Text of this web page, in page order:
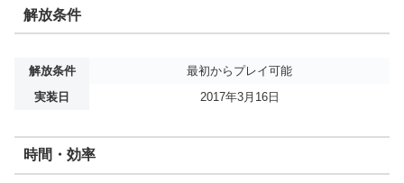
解放条件
解放条件
最初からプレイ可能
実装日
2017年3月16日
時間・効率